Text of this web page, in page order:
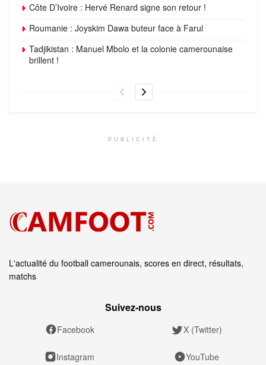
Côte D’Ivoire : Hervé Renard signe son retour !
Roumanie : Joyskim Dawa buteur face à Farul
Tadjikistan : Manuel Mbolo et la colonie camerounaise
brillent !
PUBLICITÉ
L'actualité du football camerounais, scores en direct, résultats,
matchs
Suivez‑nous
Facebook X (Twitter)
Instagram YouTube